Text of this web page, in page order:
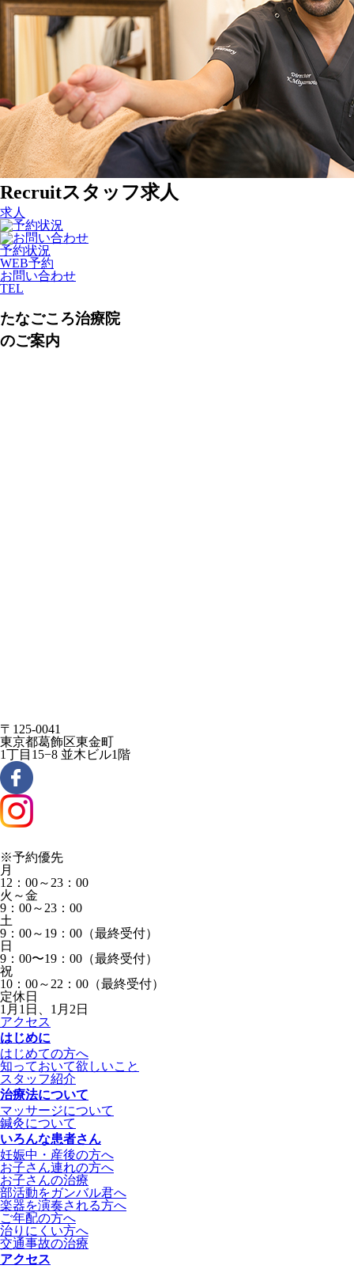
Recruitスタッフ求人
求人
予約状況
WEB予約
お問い合わせ
TEL
たなごころ治療院
のご案内
〒125-0041
東京都葛飾区東金町
1丁目15−8 並木ビル1階
※予約優先
月
12：00～23：00
火～金
9：00～23：00
土
9：00～19：00（最終受付）
日
9：00〜19：00（最終受付）
祝
10：00～22：00（最終受付）
定休日
1月1日、1月2日
アクセス
はじめに
はじめての方へ
知っておいて欲しいこと
スタッフ紹介
治療法について
マッサージについて
鍼灸について
いろんな患者さん
妊娠中・産後の方へ
お子さん連れの方へ
お子さんの治療
部活動をガンバル君へ
楽器を演奏される方へ
ご年配の方へ
治りにくい方へ
交通事故の治療
アクセス